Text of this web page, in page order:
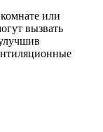
или
вызвать